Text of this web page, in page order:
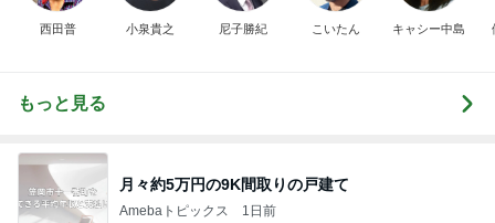
西田普 小泉貴之 尼子勝紀 こいたん キャシー中島
もっと見る
月々約5万円の9K間取りの戸建て
Amebaトピックス 1日前